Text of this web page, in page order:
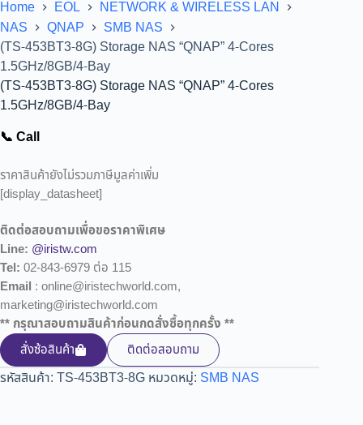
Home EOL
NETWORK & WIRELESS LAN
NAS
QNAP
SMB NAS
(TS-453BT3-8G) Storage NAS “QNAP” 4-Cores
1.5GHz/8GB/4-Bay
(TS-453BT3-8G) Storage NAS “QNAP” 4-Cores
1.5GHz/8GB/4-Bay
📞 Call
ราคาสินค้ายังไม่รวมภาษีมูลค่าเพิ่ม
[display_datasheet]
ติดต่อสอบถามเพื่อขอราคาพิเศษ
Line: @iristw.com
Tel: 02-843-6979 ต่อ 115
Email : online@iristechworld.com,
marketing@iristechworld.com
** กรุณาสอบถามสินค้าก่อนกดสั่งซื้อทุกครั้ง **
สั่งซ้อสินค้า
ติดต่อสอบถาม
รหัสสินค้า: TS-453BT3-8G หมวดหมู่: SMB NAS